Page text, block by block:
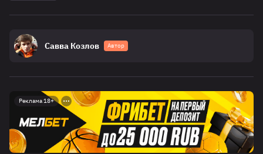
Савва Козлов Автор
Реклама 18+